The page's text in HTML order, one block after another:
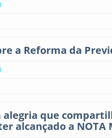
a Reforma da
alegria que
alcançado a NOTA